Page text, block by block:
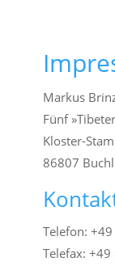
Markus
Fünf
Kloster-
86807
Telefon:
Telefax: